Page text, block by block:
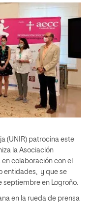
(UNIR) patrocina este
la Asociación
colaboración con el
entidades, y que se
septiembre en Logroño.
en la rueda de prensa